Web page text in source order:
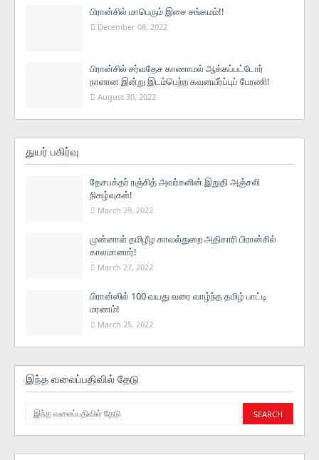
பிரான்சில் மாபெரும் இசை சங்கமம்!!
December 08, 2022
பிரான்சில் சர்வதேச காணாமல் ஆக்கப்பட்டோர்
நாளான இன்று இடம்பெற்ற கவனயீர்ப்புப் பேரணி!
August 30, 2022
துயர் பகிர்வு
தேசபக்தர் ரஞ்சித் அவர்களின் இறுதி அஞ்சலி
நிகழ்வுகள்!
March 29, 2022
முன்னாள் தமிழீழ காவல்துறை அதிகாரி பிரான்சில்
காலமானார்!
March 27, 2022
பிரான்ஸில் 100 வயது வரை வாழ்ந்த தமிழ் பாட்டி
மரணம்!
March 25, 2022
இந்த வலைப்பதிவில் தேடு